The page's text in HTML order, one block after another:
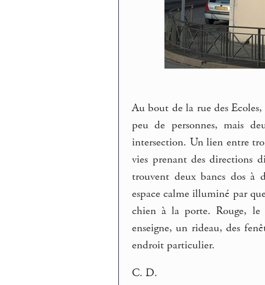
Au bout de la rue des
peu de personnes, mais
intersection. Un lien entre
vies prenant des directions
trouvent deux bancs dos à
espace calme illuminé par
chien à la porte. Rouge, le
enseigne, un rideau, des
endroit particulier.
C. D.